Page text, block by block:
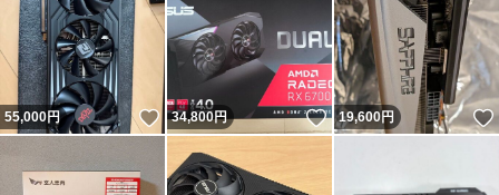
55,000円 いいね！
34,800円 いいね！
19,600円